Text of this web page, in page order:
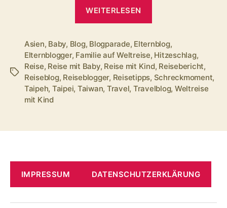
WEITERLESEN
–
wenn
das
Kind
wird“
Schlagwörter
Asien, Baby, Blog, Blogparade, Elternblog,
Elternblogger, Familie auf Weltreise, Hitzeschlag,
Reise, Reise mit Baby, Reise mit Kind, Reisebericht,
Reiseblog, Reiseblogger, Reisetipps, Schreckmoment,
Taipeh, Taipei, Taiwan, Travel, Travelblog, Weltreise
mit Kind
IMPRESSUM DATENSCHUTZERKLÄRUNG